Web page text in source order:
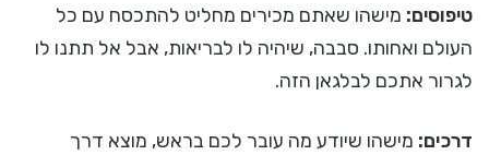
טיפוסים: מישהו שאתם מכירים מחליט להתכסח עם כל
העולם ואחותו. סבבה, שיהיה לו לבריאות, אבל אל תתנו לו
לגרור אתכם לבלגאן הזה.
דרכים: מישהו שיודע מה עובר לכם בראש, מוצא דרך